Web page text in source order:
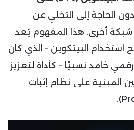
الحاجة إلى التخلي عن
شبكة أخرى. هذا المفهوم يُعد
استخدام البيتكوين – الذي كان
خامد نسبيًا – كأداة لتعزيز
المبنية على نظام إثبات